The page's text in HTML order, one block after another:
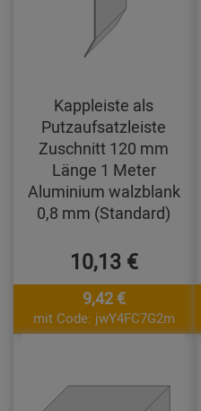
Kappleiste als
Putzaufsatzleiste
Zuschnitt 120 mm
Länge 1 Meter
Aluminium walzblank
0,8 mm (Standard)
10,13 €
9,42 €
mit Code: jwY4FC7G2m